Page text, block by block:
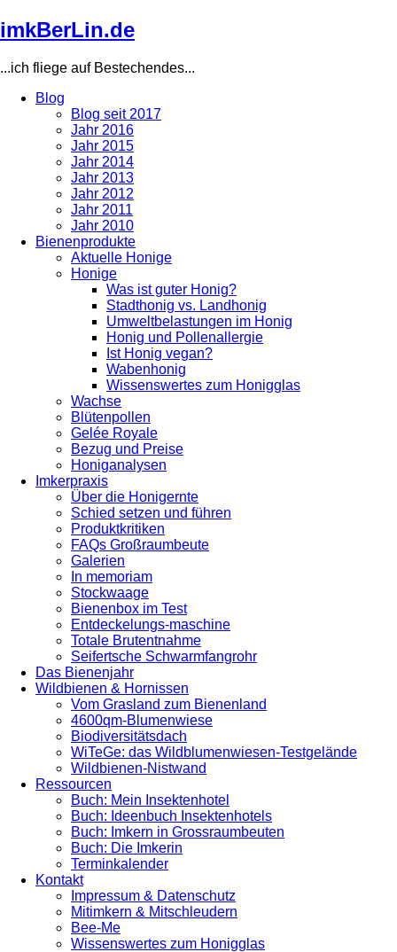
Direkt
zum
imkBerLin.de
...ich fliege auf Bestechendes...
navigation
Blog
Blog seit 2017
Jahr 2016
Jahr 2015
Jahr 2014
Jahr 2013
Jahr 2012
Jahr 2011
Jahr 2010
Bienenprodukte
Aktuelle Honige
Honige
Was ist guter Honig?
Stadthonig vs. Landhonig
Umweltbelastungen im Honig
Honig und Pollenallergie
Ist Honig vegan?
Wabenhonig
Wissenswertes zum Honigglas
Wachse
Blütenpollen
Gelée Royale
Bezug und Preise
Honiganalysen
Imkerpraxis
Über die Honigernte
Schied setzen und führen
Produktkritiken
FAQs Großraumbeute
Galerien
In memoriam
Stockwaage
Bienenbox im Test
Entdeckelungs-maschine
Totale Brutentnahme
Seifertsche Schwarmfangrohr
Das Bienenjahr
Wildbienen & Hornissen
Vom Grasland zum Bienenland
4600qm-Blumenwiese
Biodiversitätsdach
WiTeGe: das Wildblumenwiesen-Testgelände
Wildbienen-Nistwand
Ressourcen
Buch: Mein Insektenhotel
Buch: Ideenbuch Insektenhotels
Buch: Imkern in Grossraumbeuten
Buch: Die Imkerin
Terminkalender
Kontakt
Impressum & Datenschutz
Mitimkern & Mitschleudern
Bee-Me
Wissenswertes zum Honigglas